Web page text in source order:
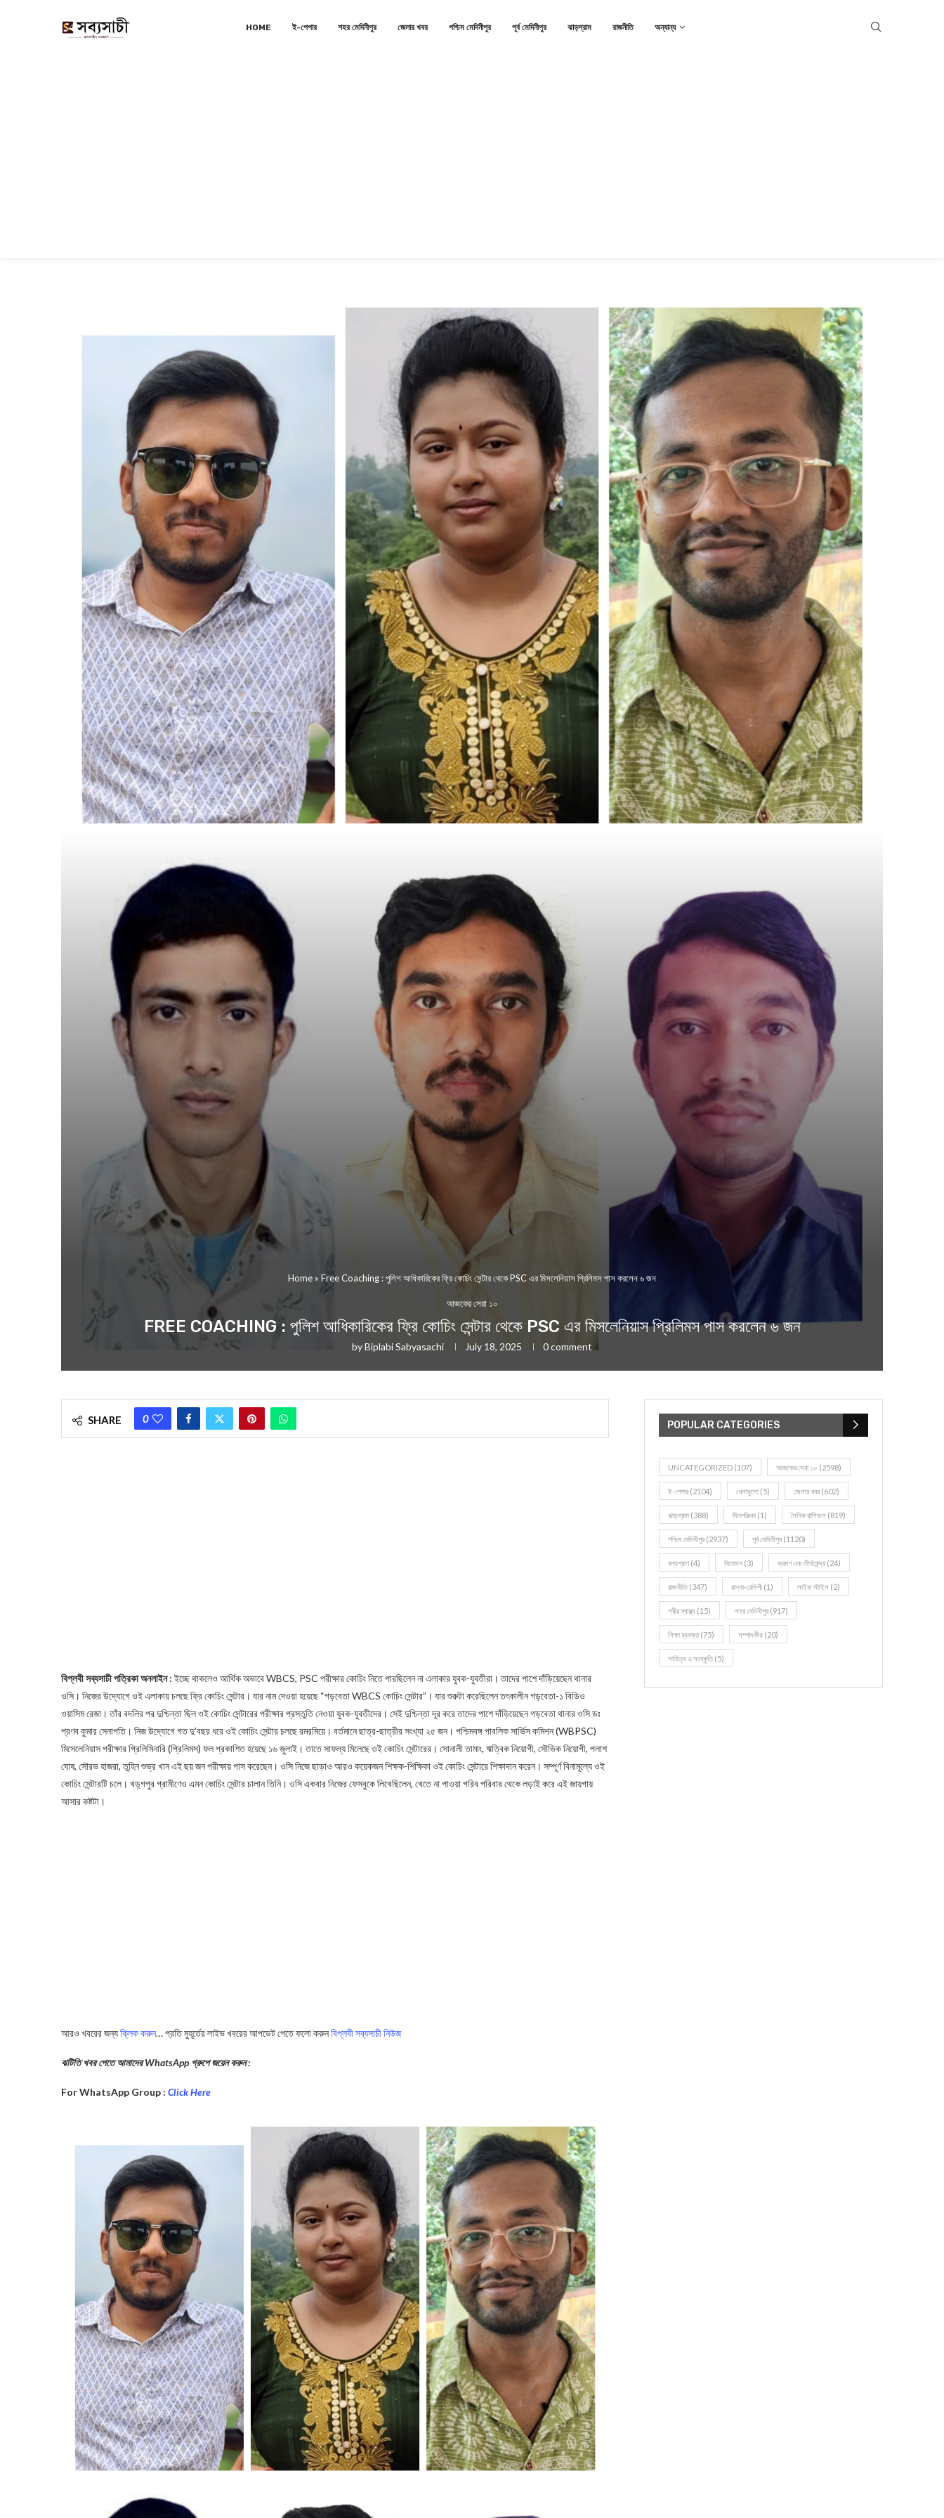
HOME ই-পেপার শহর মেদিনীপুর জেলার খবর পশ্চিম মেদিনীপুর পূর্ব মেদিনীপুর ঝাড়গ্রাম রাজনীতি অন্যান্য
Home » Free Coaching : পুলিশ আধিকারিকের ফ্রি কোচিং সেন্টার থেকে PSC এর মিসলেনিয়াস প্রিলিমস পাস করলেন ৬ জন
আজকের সেরা ১০
FREE COACHING : পুলিশ আধিকারিকের ফ্রি কোচিং সেন্টার থেকে PSC এর মিসলেনিয়াস প্রিলিমস পাস করলেন ৬ জন
byBiplabi Sabyasachi July 18, 2025 0 comment
SHARE 0
বিপ্লবী সব্যসাচী পত্রিকা অনলাইন :ইচ্ছে থাকলেও আর্থিক অভাবে WBCS, PSC পরীক্ষার কোচিং নিতে পারছিলেন না এলাকার যুবক-যুবতীরা। তাদের পাশে দাঁড়িয়েছেন থানার
ওসি। নিজের উদ্যোগে ওই এলাকায় চলছে ফ্রি কোচিং সেন্টার। যার নাম দেওয়া হয়েছে “গড়বেতা WBCS কোচিং সেন্টার”। যার শুরুটা করেছিলেন তৎকালীন গড়বেতা-১ বিডিও
ওয়াসিম রেজা। তাঁর বদলির পর দুশ্চিন্তা ছিল ওই কোচিং সেন্টারের পরীক্ষার প্রস্তুতি নেওয়া যুবক-যুবতীদের। সেই দুশ্চিন্তা দূর করে তাদের পাশে দাঁড়িয়েছেন গড়বেতা থানার ওসি ডঃ
প্রণব কুমার সেনাপতি। নিজ উদ্যোগে গত দু’বছর ধরে ওই কোচিং সেন্টার চলছে রমরমিয়ে। বর্তমানে ছাত্র-ছাত্রীর সংখ্যা ২৫ জন। পশ্চিমবঙ্গ পাবলিক সার্ভিস কমিশন (WBPSC)
মিসেলেনিয়াস পরীক্ষার প্রিলিমিনারি (প্রিলিমস) ফল প্রকাশিত হয়েছে ১৬ জুলাই। তাতে সাফল্য মিলেছে ওই কোচিং সেন্টারের। সোনালী তামাং, ঋত্বিক নিয়োগী, সৌভিক নিয়োগী, পলাশ
ঘোষ, সৌরভ হাজরা, তুহিন শুভ্র খান এই ছয় জন পরীক্ষায় পাস করেছেন। ওসি নিজে ছাড়াও আরও কয়েকজন শিক্ষক-শিক্ষিকা ওই কোচিং সেন্টারে শিক্ষাদান করেন। সম্পূর্ণ বিনামূল্যে ওই
কোচিং সেন্টারটি চলে। খড়্গপুর গ্রামীণেও এমন কোচিং সেন্টার চালান তিনি। ওসি একবার নিজের ফেসবুকে লিখেছিলেন, খেতে না পাওয়া গরিব পরিবার থেকে লড়াই করে এই জায়গায়
আসার কষ্টটা।
আরও খবরের জন্যক্লিক করুন… প্রতি মুহূর্তের লাইভ খবরের আপডেট পেতে ফলো করুনবিপ্লবী সব্যসাচী নিউজ
ঝটিতি খবর পেতে আমাদের WhatsApp গ্রুপে জয়েন করুন :
For WhatsApp Group : Click Here
POPULAR CATEGORIES
UNCATEGORIZED (107) আজকের সেরা ১০ (2598)
ই-পেপার (2104) খেলাধূলো (5) জেলার খবর (602)
ঝাড়গ্রাম (388) দিনপঞ্জিকা (1) দৈনিক রাশিফল (819)
পশ্চিম মেদিনীপুর (2937) পূর্ব মেদিনীপুর (1120)
বন্যপ্রাণ (4) বিনোদন (3) ভ্রমণ এবং তীর্থকেন্দ্র (24)
রাজনীতি(347) রান্না-রেসিপী (1) লাইফ স্টাইল (2)
শরীর স্বাস্থ্য (15) শহর মেদিনীপুর (917)
শিক্ষা ব্যবস্থা (75) সম্পাদকীয় (20)
সাহিত্য ও সংস্কৃতি(5)